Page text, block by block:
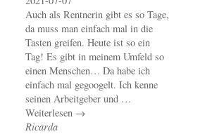
Auch als Rentnerin gibt es so Tage,
da muss man einfach mal in die
Tasten greifen. Heute ist so ein
Tag! Es gibt in meinem Umfeld so
einen Menschen… Da habe ich
einfach mal gegoogelt. Ich kenne
seinen Arbeitgeber und …
Weiterlesen →
Ricarda